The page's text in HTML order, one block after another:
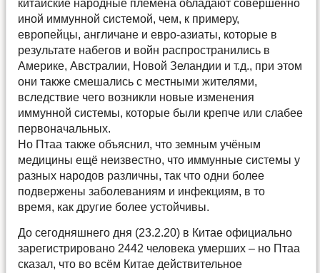
китайские народные племена обладают совершенно
иной иммунной системой, чем, к примеру,
европейцы, англичане и евро-азиаты, которые в
результате набегов и войн распространились в
Америке, Австралии, Новой Зеландии и т.д., при этом
они также смешались с местными жителями,
вследствие чего возникли новые изменения
иммунной системы, которые были крепче или слабее
первоначальных.
Но Птаа также объяснил, что земным учёным
медицины ещё неизвестно, что иммунные системы у
разных народов различны, так что одни более
подвержены заболеваниям и инфекциям, в то
время, как другие более устойчивы.
До сегодняшнего дня (23.2.20) в Китае официально
зарегистрировано 2442 человека умерших – но Птаа
сказал, что во всём Китае действительное